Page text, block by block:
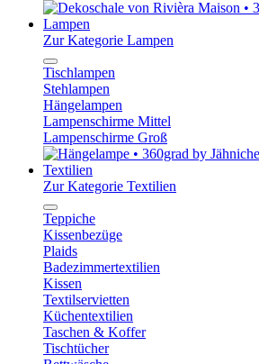
Lampen
Zur Kategorie Lampen
Tischlampen
Stehlampen
Hängelampen
Lampenschirme Mittel
Lampenschirme Groß
Textilien
Zur Kategorie Textilien
Teppiche
Kissenbezüge
Plaids
Badezimmertextilien
Kissen
Textilservietten
Küchentextilien
Taschen & Koffer
Tischtücher